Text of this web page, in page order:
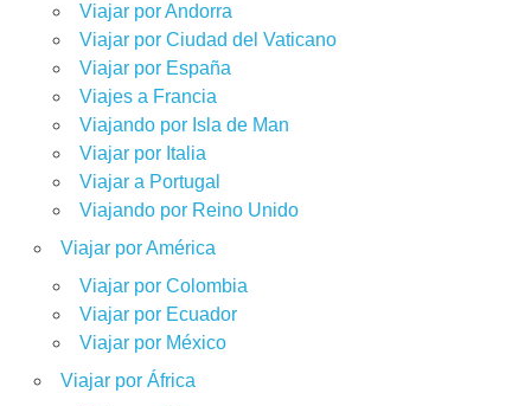
Viajar por Andorra
Viajar por Ciudad del Vaticano
Viajar por España
Viajes a Francia
Viajando por Isla de Man
Viajar por Italia
Viajar a Portugal
Viajando por Reino Unido
Viajar por América
Viajar por Colombia
Viajar por Ecuador
Viajar por México
Viajar por África